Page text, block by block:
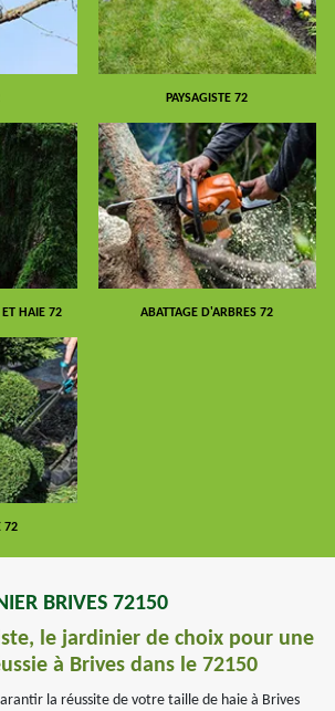
PAYSAGISTE 72
ET HAIE 72 ABATTAGE D'ARBRES 72
72
BRIVES 72150
le jardinier de choix pour une
à Brives dans le 72150
la réussite de votre taille de haie à Brives